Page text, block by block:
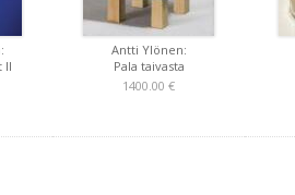
II
Antti Ylönen:
Pala taivasta
1400.00 €